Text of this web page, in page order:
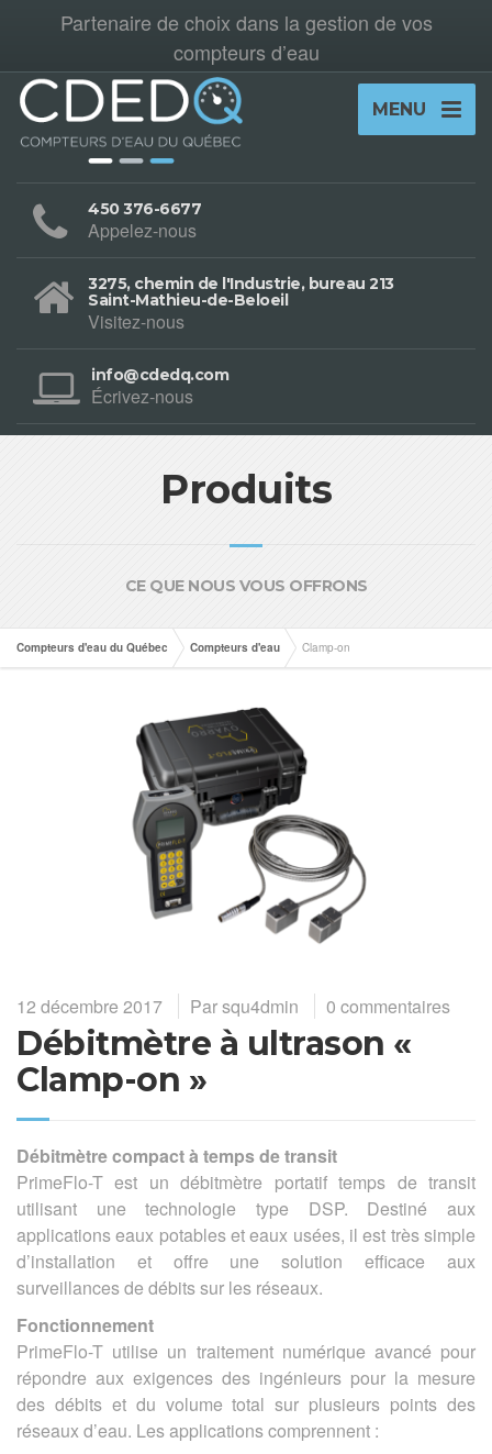
Partenaire de choix dans la gestion de vos
compteurs d’eau
MENU
450 376-6677
Appelez-nous
3275, chemin de l'Industrie, bureau 213
Saint-Mathieu-de-Beloeil
Visitez-nous
info@cdedq.com
Écrivez-nous
Produits
CE QUE NOUS VOUS OFFRONS
Compteurs d'eau du Québec Compteurs d'eau Clamp-on
12 décembre 2017 Parsqu4dmin 0 commentaires
Débitmètre à ultrason «
Clamp-on »
Débitmètre compact à temps de transit
PrimeFlo-T est un débitmètre portatif temps de transit
utilisant une technologie type DSP. Destiné aux
applications eaux potables et eaux usées, il est très simple
d’installation et offre une solution efficace aux
surveillances de débits sur les réseaux.
Fonctionnement
PrimeFlo-T utilise un traitement numérique avancé pour
répondre aux exigences des ingénieurs pour la mesure
des débits et du volume total sur plusieurs points des
réseaux d’eau. Les applications comprennent :